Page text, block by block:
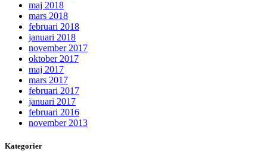
maj 2018
mars 2018
februari 2018
januari 2018
november 2017
oktober 2017
maj 2017
mars 2017
februari 2017
januari 2017
februari 2016
november 2013
Kategorier